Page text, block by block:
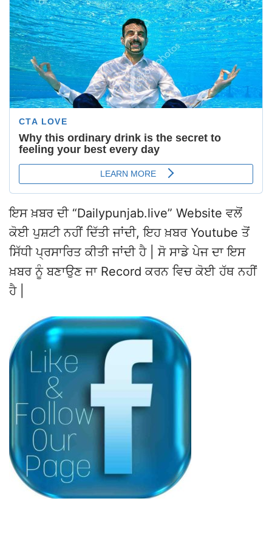
ਇਸ ਖ਼ਬਰ ਦੀ “Dailypunjab.live” Website ਵਲੋਂ
ਕੋਈ ਪੁਸ਼ਟੀ ਨਹੀਂ ਦਿੱਤੀ ਜਾਂਦੀ, ਇਹ ਖ਼ਬਰ Youtube ਤੋਂ
ਸਿੱਧੀ ਪ੍ਰਸਾਰਿਤ ਕੀਤੀ ਜਾਂਦੀ ਹੈ | ਸੋ ਸਾਡੇ ਪੇਜ ਦਾ ਇਸ
ਖ਼ਬਰ ਨੂੰ ਬਣਾਉਣ ਜਾ Record ਕਰਨ ਵਿਚ ਕੋਈ ਹੱਥ ਨਹੀਂ
ਹੈ |